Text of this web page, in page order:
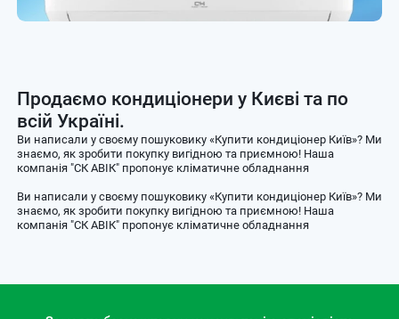
Продаємо кондиціонери у Києві та по
всій Україні.
Ви написали у своєму пошуковику «Купити кондиціонер Київ»? Ми
знаємо, як зробити покупку вигідною та приємною! Наша
компанія "СК АВІК" пропонує кліматичне обладнання
Ви написали у своєму пошуковику «Купити кондиціонер Київ»? Ми
знаємо, як зробити покупку вигідною та приємною! Наша
компанія "СК АВІК" пропонує кліматичне обладнання